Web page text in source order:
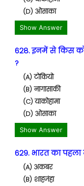
(D) ओसाका
Show Answer
628. इनमें से किस
?
(A) टोकियो
(B) नागासाकी
(C) याकोहामा
(D) ओसाका
Show Answer
629. भारत का
(A) अकबर
(B) शाहजंहा